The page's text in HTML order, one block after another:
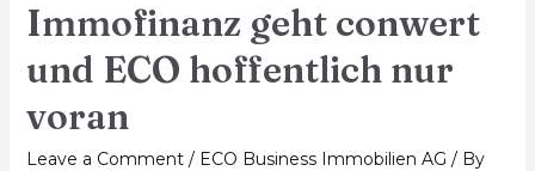
Immofinanz geht conwert
und ECO hoffentlich nur
voran
Leave a Comment / ECO Business Immobilien AG / By